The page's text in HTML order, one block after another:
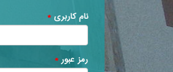
نام کاربری*
رمز عبور*